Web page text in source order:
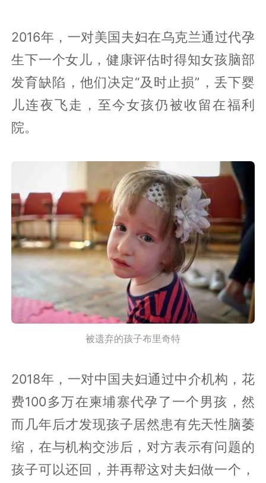
2016年，一对美国夫妇在乌克兰通过代孕
生下一个女儿，健康评估时得知女孩脑部
发育缺陷，他们决定“及时止损”，丢下婴
儿连夜飞走，至今女孩仍被收留在福利
院。
被遗弃的孩子布里奇特
2018年，一对中国夫妇通过中介机构，花
费100多万在柬埔寨代孕了一个男孩，然
而几年后才发现孩子居然患有先天性脑萎
缩，在与机构交涉后，对方表示有问题的
孩子可以还回，并再帮这对夫妇做一个，